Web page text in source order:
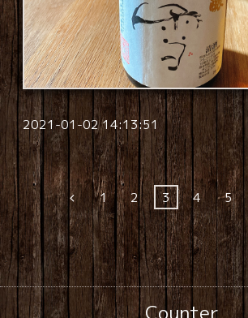
2021-01-02 14:13:51
1 2 3 4 5
Counter